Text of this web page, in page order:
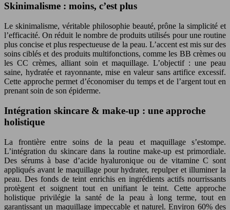
Skinimalisme : moins, c’est plus
Le skinimalisme, véritable philosophie beauté, prône la simplicité et
l’efficacité. On réduit le nombre de produits utilisés pour une routine
plus concise et plus respectueuse de la peau. L’accent est mis sur des
soins ciblés et des produits multifonctions, comme les BB crèmes ou
les CC crèmes, alliant soin et maquillage. L’objectif : une peau
saine, hydratée et rayonnante, mise en valeur sans artifice excessif.
Cette approche permet d’économiser du temps et de l’argent tout en
prenant soin de son épiderme.
Intégration skincare & make-up : une approche
holistique
La frontière entre soins de la peau et maquillage s’estompe.
L’intégration du skincare dans la routine make-up est primordiale.
Des sérums à base d’acide hyaluronique ou de vitamine C sont
appliqués avant le maquillage pour hydrater, repulper et illuminer la
peau. Des fonds de teint enrichis en ingrédients actifs nourrissants
protègent et soignent tout en unifiant le teint. Cette approche
holistique privilégie la santé de la peau à long terme, tout en
garantissant un maquillage impeccable et naturel. Environ 60% des